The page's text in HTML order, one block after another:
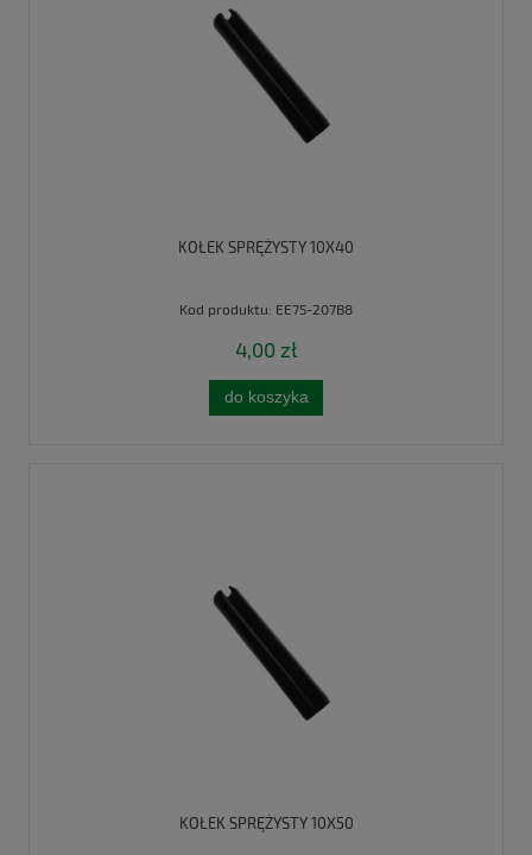
KOŁEK SPRĘŻYSTY 10X40
Kod produktu: EE75-207B8
4,00 zł
do koszyka
KOŁEK SPRĘŻYSTY 10X50